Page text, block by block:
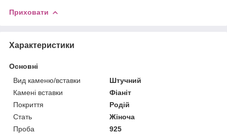
Приховати
Характеристики
Основні
Вид каменю/вставки
Штучний
Камені вставки
Фіаніт
Покриття
Родій
Стать
Жіноча
Проба
925